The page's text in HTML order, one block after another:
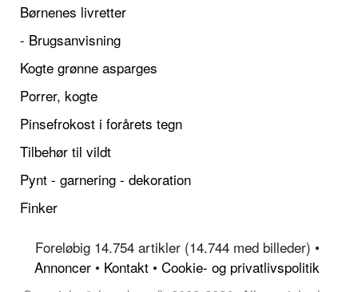
Børnenes livretter
- Brugsanvisning
Kogte grønne asparges
Porrer, kogte
Pinsefrokost i forårets tegn
Tilbehør til vildt
Pynt - garnering - dekoration
Finker
Foreløbig 14.754 artikler (14.744 med billeder) •
Annoncer • Kontakt • Cookie- og privatlivspolitik